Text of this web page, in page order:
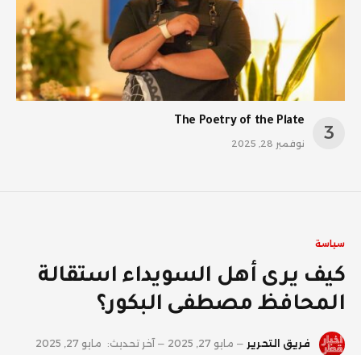
The Poetry of the Plate
نوفمبر 28, 2025
سياسة
كيف يرى أهل السويداء استقالة
المحافظ مصطفى البكور؟
فريق التحرير مايو 27, 2025 آخر تحديث: مايو 27, 2025